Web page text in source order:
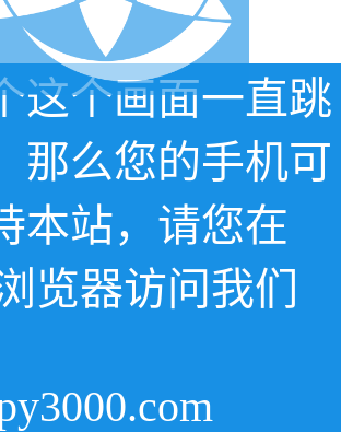
这个画面一直跳
那么您的手机可
本站，请您在
览器访问我们